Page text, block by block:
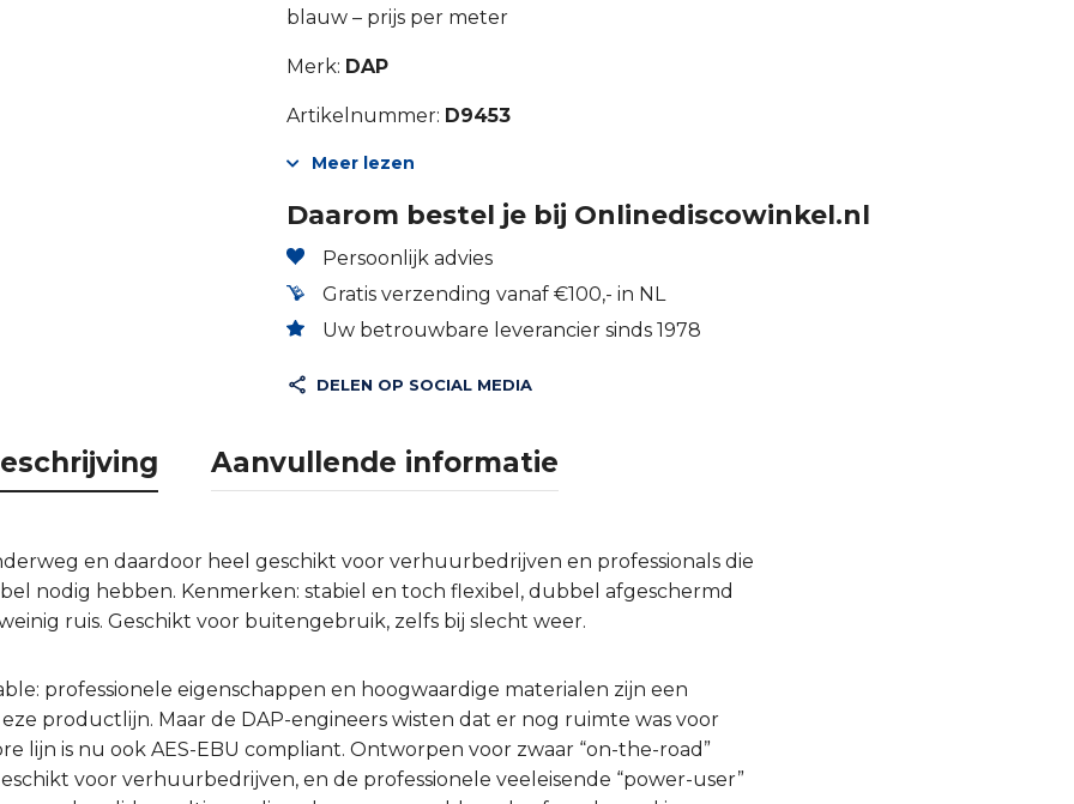
blauw – prijs per meter
Merk: DAP
Artikelnummer: D9453
Meer lezen
Daarom bestel je bij Onlinediscowinkel.nl
Persoonlijk advies
Gratis verzending vanaf €100,- in NL
Uw betrouwbare leverancier sinds 1978
DELEN OP SOCIAL MEDIA
Aanvullende informatie
en daardoor heel geschikt voor verhuurbedrijven en professionals die
nodig hebben. Kenmerken: stabiel en toch flexibel, dubbel afgeschermd
ruis. Geschikt voor buitengebruik, zelfs bij slecht weer.
professionele eigenschappen en hoogwaardige materialen zijn een
productlijn. Maar de DAP-engineers wisten dat er nog ruimte was voor
lijn is nu ook AES-EBU compliant. Ontworpen voor zwaar “on-the-road”
voor verhuurbedrijven, en de professionele veeleisende “power-user”